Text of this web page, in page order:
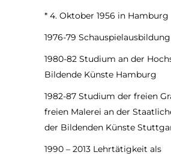
* 4. Oktober 1956 in Hamburg
1976-79
1980-82 Studium an der
Bildende Künste Hamburg
1982-87 Studium der freien
freien Malerei an der
der Bildenden Künste
1990 – 2013 Lehrtätigkeit als